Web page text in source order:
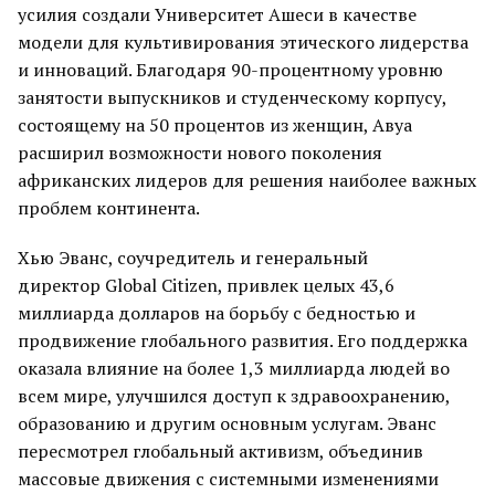
усилия создали Университет Ашеси в качестве
модели для культивирования этического лидерства
и инноваций. Благодаря 90-процентному уровню
занятости выпускников и студенческому корпусу,
состоящему на 50 процентов из женщин, Авуа
расширил возможности нового поколения
африканских лидеров для решения наиболее важных
проблем континента.
Хью Эванс, соучредитель и генеральный
директор Global Citizen, привлек целых 43,6
миллиарда долларов на борьбу с бедностью и
продвижение глобального развития. Его поддержка
оказала влияние на более 1,3 миллиарда людей во
всем мире, улучшился доступ к здравоохранению,
образованию и другим основным услугам. Эванс
пересмотрел глобальный активизм, объединив
массовые движения с системными изменениями